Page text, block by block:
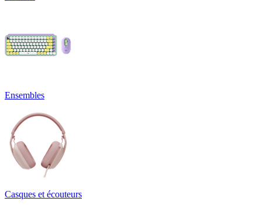
Ensembles
Casques et écouteurs